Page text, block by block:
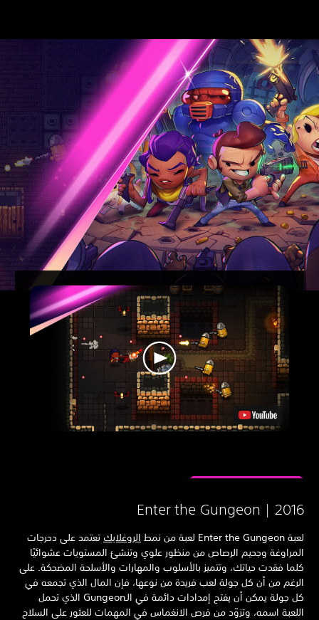
Enter the Gungeon |
الروغلايكتعتمد على دحرجات
وجحيم الرصاص من منظور علوي وتنشئ المستويات عشوائيًا
فقدت حياتك، وتتميز بالأسلوب والمهارات والأسلحة المضحكة. على
من أن كل جولة لعب فريدة من نوعها، فإن المال الذي تجمعه في
كل جولة يمكن أن يفتح إمدادات دائمة في الـGungeon الذي تحمل
اسمه، وتزوّد من فرص الانغماس في المهمات للعثور على السلاح